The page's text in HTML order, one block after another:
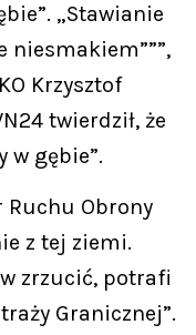
„Stawianie
niesmakiem”””,
Krzysztof
twierdził, że
w gębie”.
Ruchu Obrony
z tej ziemi.
zrzucić, potrafi
Granicznej”.